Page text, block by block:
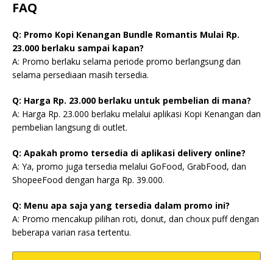
FAQ
Q: Promo Kopi Kenangan Bundle Romantis Mulai Rp.
23.000 berlaku sampai kapan?
A: Promo berlaku selama periode promo berlangsung dan
selama persediaan masih tersedia.
Q: Harga Rp. 23.000 berlaku untuk pembelian di mana?
A: Harga Rp. 23.000 berlaku melalui aplikasi Kopi Kenangan dan
pembelian langsung di outlet.
Q: Apakah promo tersedia di aplikasi delivery online?
A: Ya, promo juga tersedia melalui GoFood, GrabFood, dan
ShopeeFood dengan harga Rp. 39.000.
Q: Menu apa saja yang tersedia dalam promo ini?
A: Promo mencakup pilihan roti, donut, dan choux puff dengan
beberapa varian rasa tertentu.